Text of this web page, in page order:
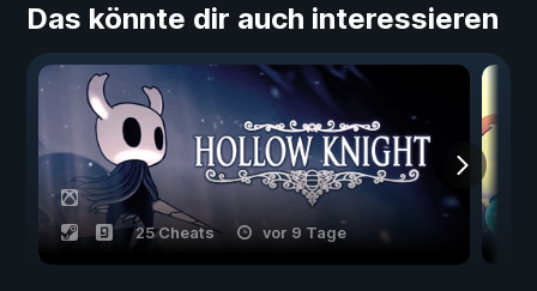
Das könnte dir auch interessieren
25 Cheats vor 9 Tage